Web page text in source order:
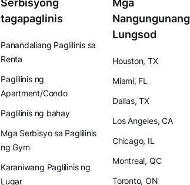
Serbisyong
tagapaglinis
Panandaliang Paglilinis sa
Renta
Paglilinis ng
Apartment/Condo
Paglilinis ng bahay
Mga Serbisyo sa Paglilinis
ng Gym
Karaniwang Paglilinis ng
Lugar
Mga
Nangungunang
Lungsod
Houston, TX
Miami, FL
Dallas, TX
Los Angeles, CA
Chicago, IL
Montreal, QC
Toronto, ON